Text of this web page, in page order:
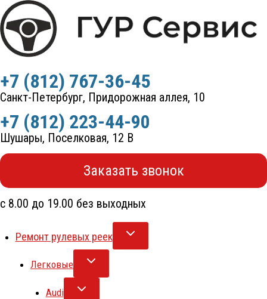
Перейти
к
содержимому
+7 (812) 767-36-45
Санкт-Петербург, Придорожная аллея, 10
+7 (812) 223-44-90
Шушары, Поселковая, 12 В
Заказать звонок
с 8.00 до 19.00 без выходных
Ремонт рулевых реек
Легковые
Audi